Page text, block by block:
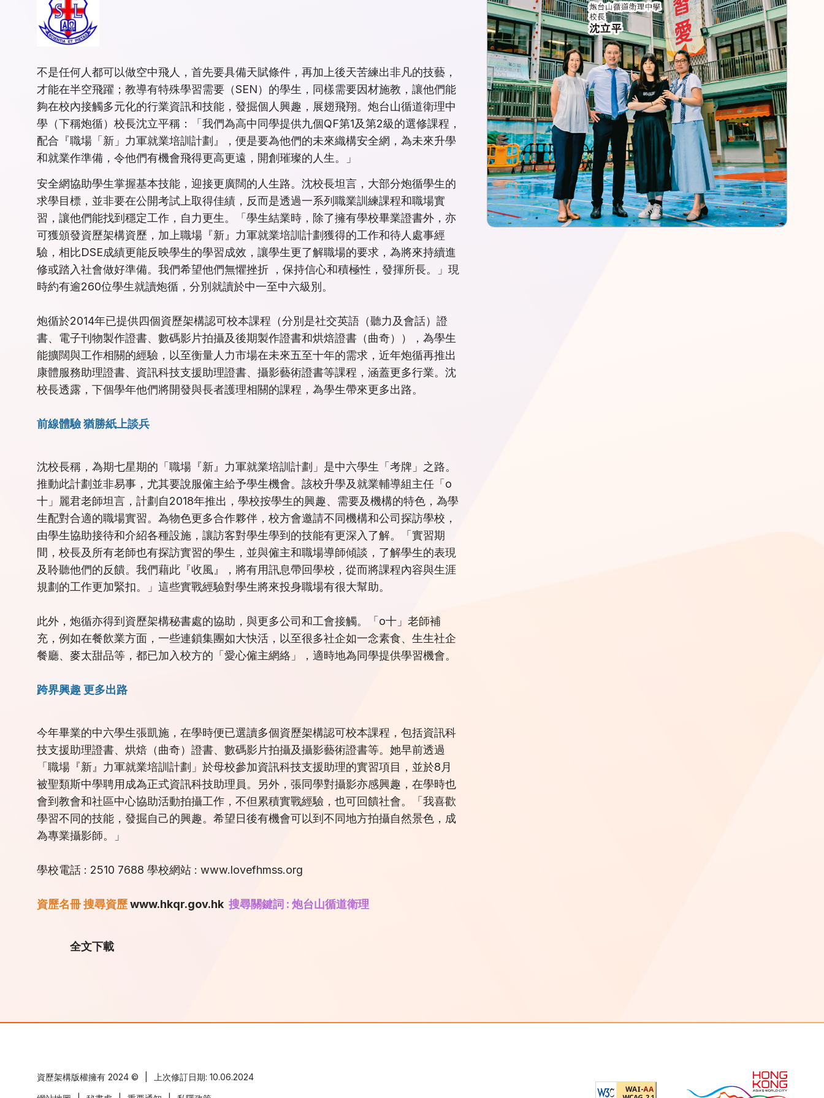
不是任何人都可以做空中飛人，首先要具備天賦條件，再加上後天苦練出非凡的技藝，
才能在半空飛躍；教導有特殊學習需要（SEN）的學生，同樣需要因材施教，讓他們能
夠在校內接觸多元化的行業資訊和技能，發掘個人興趣，展翅飛翔。炮台山循道衛理中
學（下稱炮循）校長沈立平稱：「我們為高中同學提供九個QF第1及第2級的選修課程，
配合『職場「新」力軍就業培訓計劃』，便是要為他們的未來織構安全網，為未來升學
和就業作準備，令他們有機會飛得更高更遠，開創璀璨的人生。」
安全網協助學生掌握基本技能，迎接更廣闊的人生路。沈校長坦言，大部分炮循學生的
求學目標，並非要在公開考試上取得佳績，反而是透過一系列職業訓練課程和職場實
習，讓他們能找到穩定工作，自力更生。「學生結業時，除了擁有學校畢業證書外，亦
可獲頒發資歷架構資歷，加上職場『新』力軍就業培訓計劃獲得的工作和待人處事經
驗，相比DSE成績更能反映學生的學習成效，讓學生更了解職場的要求，為將來持續進
修或踏入社會做好準備。我們希望他們無懼挫折 ，保持信心和積極性，發揮所長。」現
時約有逾260位學生就讀炮循，分別就讀於中一至中六級別。
炮循於2014年已提供四個資歷架構認可校本課程（分別是社交英語（聽力及會話）證
書、電子刊物製作證書、數碼影片拍攝及後期製作證書和烘焙證書（曲奇）），為學生
能擴闊與工作相關的經驗，以至衡量人力市場在未來五至十年的需求，近年炮循再推出
康體服務助理證書、資訊科技支援助理證書、攝影藝術證書等課程，涵蓋更多行業。沈
校長透露，下個學年他們將開發與長者護理相關的課程，為學生帶來更多出路。
前線體驗 猶勝紙上談兵
沈校長稱，為期七星期的「職場『新』力軍就業培訓計劃」是中六學生「考牌」之路。
推動此計劃並非易事，尤其要說服僱主給予學生機會。該校升學及就業輔導組主任「o
十」麗君老師坦言，計劃自2018年推出，學校按學生的興趣、需要及機構的特色，為學
生配對合適的職場實習。為物色更多合作夥伴，校方會邀請不同機構和公司探訪學校，
由學生協助接待和介紹各種設施，讓訪客對學生學到的技能有更深入了解。「實習期
間，校長及所有老師也有探訪實習的學生，並與僱主和職場導師傾談，了解學生的表現
及聆聽他們的反饋。我們藉此『收風』，將有用訊息帶回學校，從而將課程內容與生涯
規劃的工作更加緊扣。」這些實戰經驗對學生將來投身職場有很大幫助。
此外，炮循亦得到資歷架構秘書處的協助，與更多公司和工會接觸。「o十」老師補
充，例如在餐飲業方面，一些連鎖集團如大快活，以至很多社企如一念素食、生生社企
餐廳、麥太甜品等，都已加入校方的「愛心僱主網絡」，適時地為同學提供學習機會。
跨界興趣 更多出路
今年畢業的中六學生張凱施，在學時便已選讀多個資歷架構認可校本課程，包括資訊科
技支援助理證書、烘焙（曲奇）證書、數碼影片拍攝及攝影藝術證書等。她早前透過
「職場『新』力軍就業培訓計劃」於母校參加資訊科技支援助理的實習項目，並於8月
被聖類斯中學聘用成為正式資訊科技助理員。另外，張同學對攝影亦感興趣，在學時也
會到教會和社區中心協助活動拍攝工作，不但累積實戰經驗，也可回饋社會。「我喜歡
學習不同的技能，發掘自己的興趣。希望日後有機會可以到不同地方拍攝自然景色，成
為專業攝影師。」
學校電話 : 2510 7688 學校網站 : www.lovefhmss.org
資歷名冊 搜尋資歷www.hkqr.gov.hk 搜尋關鍵詞 : 炮台山循道衛理
全文下載
資歷架構版權擁有 2024 © 上次修訂日期: 10.06.2024